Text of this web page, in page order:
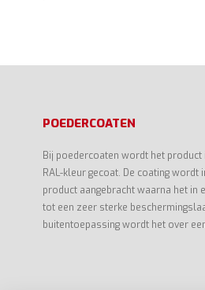
POEDERCOATEN
Bij poedercoaten wordt het
RAL-kleur gecoat. De coating
product aangebracht waarna het in
tot een zeer sterke
buitentoepassing wordt het over